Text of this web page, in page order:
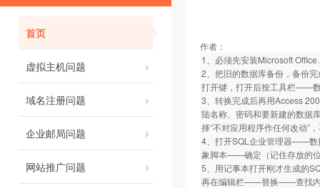
首页
虚拟主机问题
域名注册问题
企业邮局问题
网站推广问题
作者：
1、必须先安装Microsoft
2、把旧的数据库备份，备份
打开键，打开后按工具栏——
3、转换完成后再用Access
陆名称、密码和要新建的数据
择“不对应用程序作任何改动”
4、打开SQL企业管理器——
象脚本——确定（记住存放的
5、用记事本打开刚才生成的
再在编辑栏——替换——查找内